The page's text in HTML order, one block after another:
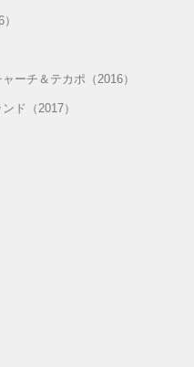
ーチ＆テカポ（2016）
ド（2017）